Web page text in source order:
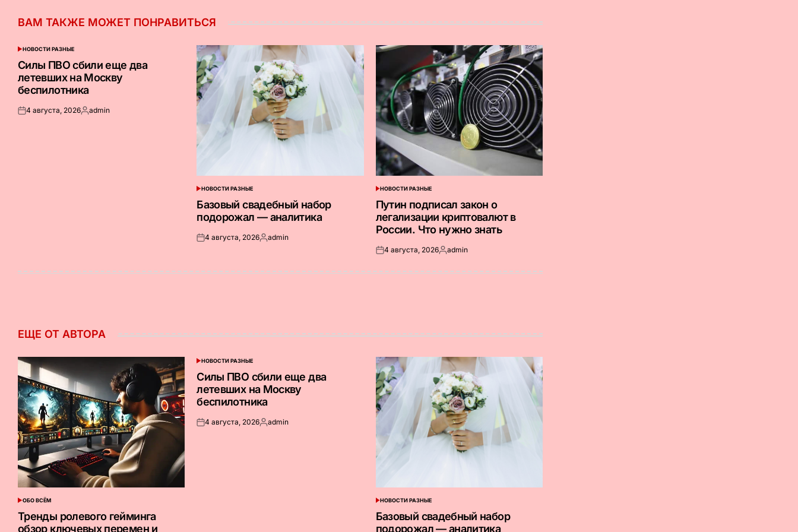
ВАМ ТАКЖЕ МОЖЕТ ПОНРАВИТЬСЯ
ОПУБЛИКОВАНО
В
НОВОСТИ РАЗНЫЕ
Силы ПВО сбили еще два
летевших на Москву
беспилотника
Опубликовано
4 августа, 2026Запись
admin
ОПУБЛИКОВАНО
В
НОВОСТИ РАЗНЫЕ
Базовый свадебный набор
подорожал — аналитика
Опубликовано
4 августа, 2026Запись
admin
ОПУБЛИКОВАНО
В
НОВОСТИ РАЗНЫЕ
Путин подписал закон о
легализации криптовалют в
России. Что нужно знать
Опубликовано
4 августа, 2026Запись
admin
ЕЩЕ ОТ АВТОРА
ОПУБЛИКОВАНО
В
ОБО ВСЁМ
Тренды ролевого гейминга
обзор ключевых перемен и
ОПУБЛИКОВАНО
В
НОВОСТИ РАЗНЫЕ
Силы ПВО сбили еще два
летевших на Москву
беспилотника
Опубликовано
4 августа, 2026Запись
admin
ОПУБЛИКОВАНО
В
НОВОСТИ РАЗНЫЕ
Базовый свадебный набор
подорожал — аналитика